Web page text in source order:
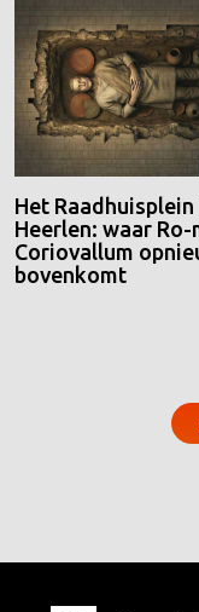
Het Raadhuisplein
Heerlen: waar Ro-
Coriovallum
bovenkomt